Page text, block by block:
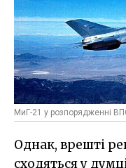
МиГ-21 у розпорядженні
Однак, врешті
сходяться у